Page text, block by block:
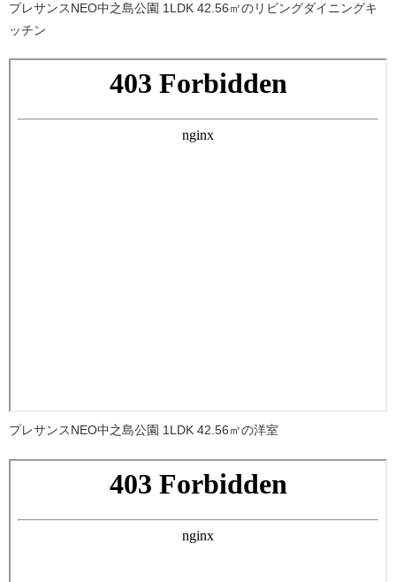
プレサンスNEO中之島公園 1LDK 42.56㎡のリビングダイニングキ
ッチン
プレサンスNEO中之島公園 1LDK 42.56㎡の洋室